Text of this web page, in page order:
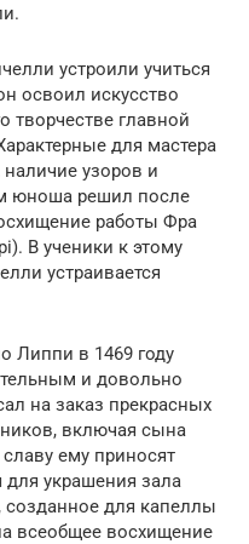
устроили учиться
освоил искусство
творчестве главной
для мастера
узоров и
юноша решил после
работы Фра
В ученики к этому
устраивается
Липпи в 1469 году
и довольно
на заказ прекрасных
включая сына
ему приносят
украшения зала
созданное для капеллы
всеобщее восхищение